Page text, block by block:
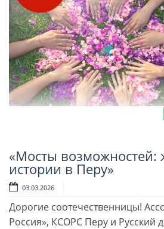
Читать далее
«Мосты возможностей:
истории в Перу»
03.03.2026
Дорогие соотечественницы!
Россия», КСОРС Перу и Русский